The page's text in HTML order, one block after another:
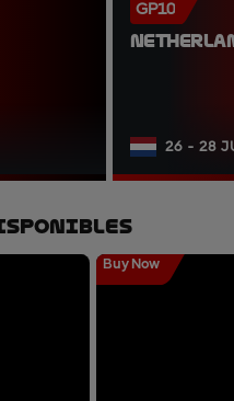
GP10
26 - 28
Buy Now